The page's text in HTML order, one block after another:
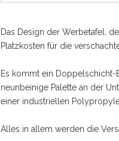
Das Design der Werbetafel,
Platzkosten für die
Es kommt ein
neunbeinige Palette an der
einer industriellen
Alles in allem werden die